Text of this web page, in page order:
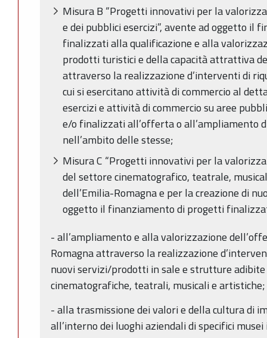
Misura B “Progetti innovativi per la
e dei pubblici esercizi”, avente ad oggetto il
finalizzati alla qualificazione e alla
prodotti turistici e della capacità attrattiva
attraverso la realizzazione d’interventi di
cui si esercitano attività di commercio al
esercizi e attività di commercio su aree
e/o finalizzati all’offerta o all’ampliamento
nell’ambito delle stesse;
Misura C “Progetti innovativi per la
del settore cinematografico, teatrale,
dell’Emilia-Romagna e per la creazione di
oggetto il finanziamento di progetti
- all’ampliamento e alla valorizzazione
Romagna attraverso la realizzazione
nuovi servizi/prodotti in sale e strutture
cinematografiche, teatrali, musicali e artistiche;
- alla trasmissione dei valori e della cultura di
all’interno dei luoghi aziendali di specifici